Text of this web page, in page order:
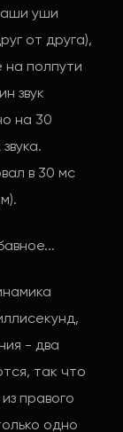
уши
от друга),
полпути
звук
на 30
в 30 мс
- два
так что
правого
одно